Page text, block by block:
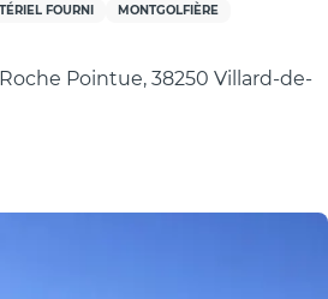
FOURNI
MONTGOLFIÈRE
Pointue, 38250 Villard-de-